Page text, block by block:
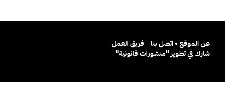
عن الموقع • اتصل بنا
فريق العمل
شارك في تطوير "منشورات قانونية"